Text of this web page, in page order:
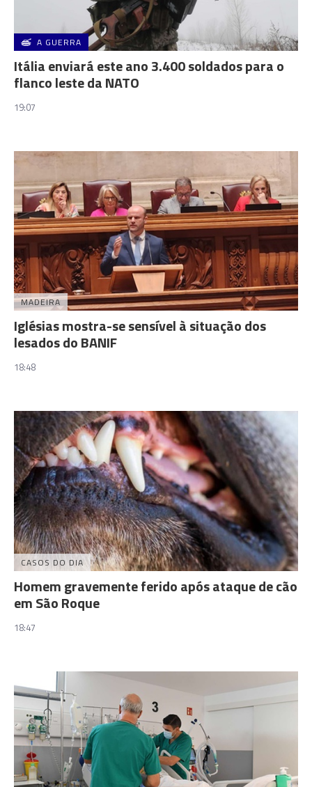
A GUERRA
Itália enviará este ano 3.400 soldados para o
flanco leste da NATO
19:07
MADEIRA
Iglésias mostra-se sensível à situação dos
lesados do BANIF
18:48
CASOS DO DIA
Homem gravemente ferido após ataque de cão
em São Roque
18:47